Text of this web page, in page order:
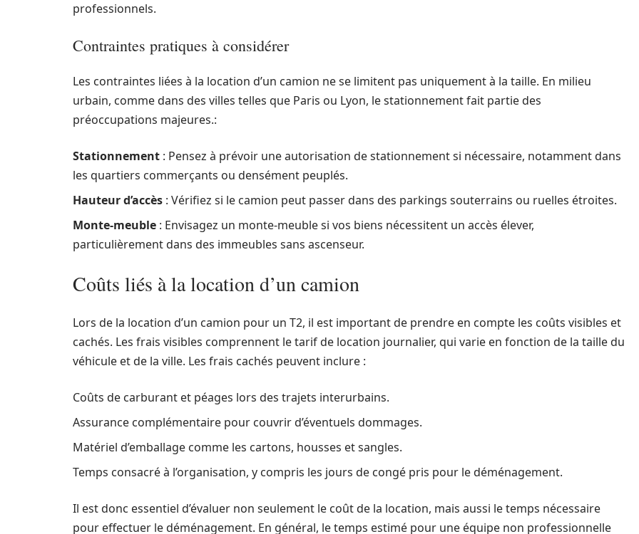
professionnels.
Contraintes pratiques à considérer
Les contraintes liées à la location d’un camion ne se limitent pas uniquement à la taille. En milieu
urbain, comme dans des villes telles que Paris ou Lyon, le stationnement fait partie des
préoccupations majeures.:
Stationnement : Pensez à prévoir une autorisation de stationnement si nécessaire, notamment dans
les quartiers commerçants ou densément peuplés.
Hauteur d’accès : Vérifiez si le camion peut passer dans des parkings souterrains ou ruelles étroites.
Monte-meuble : Envisagez un monte-meuble si vos biens nécessitent un accès élever,
particulièrement dans des immeubles sans ascenseur.
Coûts liés à la location d’un camion
Lors de la location d’un camion pour un T2, il est important de prendre en compte les coûts visibles et
cachés. Les frais visibles comprennent le tarif de location journalier, qui varie en fonction de la taille du
véhicule et de la ville. Les frais cachés peuvent inclure :
Coûts de carburant et péages lors des trajets interurbains.
Assurance complémentaire pour couvrir d’éventuels dommages.
Matériel d’emballage comme les cartons, housses et sangles.
Temps consacré à l’organisation, y compris les jours de congé pris pour le déménagement.
Il est donc essentiel d’évaluer non seulement le coût de la location, mais aussi le temps nécessaire
pour effectuer le déménagement. En général, le temps estimé pour une équipe non professionnelle